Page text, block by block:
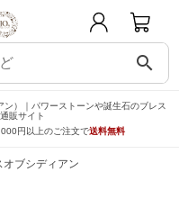
search
）｜パワーストーンや誕生石のブレス
販サイト
円以上のご注文で送料無料
ブシディアン